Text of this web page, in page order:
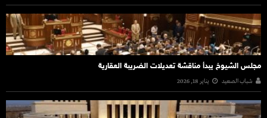
مجلس الشيوخ يبدأ مناقشة تعديلات الضريبة العقارية
شباب الصعيد يناير 18, 2026